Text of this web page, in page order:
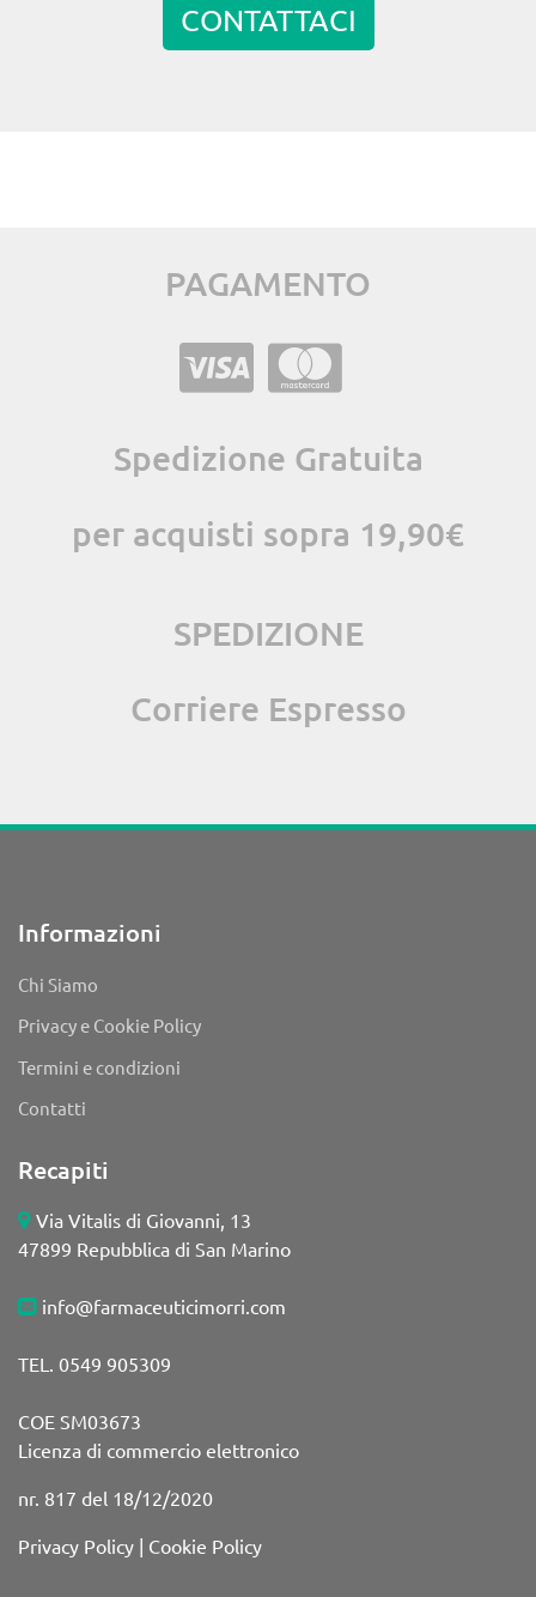
CONTATTACI
PAGAMENTO
Spedizione Gratuita
per acquisti sopra 19,90€
SPEDIZIONE
Corriere Espresso
Informazioni
Chi Siamo
Privacy e Cookie Policy
Termini e condizioni
Contatti
Recapiti
Via Vitalis di Giovanni, 13
47899 Repubblica di San Marino
info@farmaceuticimorri.com
TEL. 0549 905309
COE SM03673
Licenza di commercio elettronico
nr. 817 del 18/12/2020
Privacy Policy | Cookie Policy